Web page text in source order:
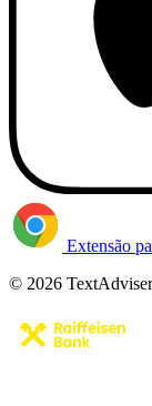
Extensão
© 2026